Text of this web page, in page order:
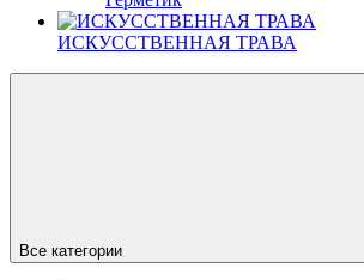
ИСКУССТВЕННАЯ ТРАВА
Все категории